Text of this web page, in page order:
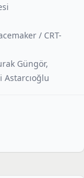
/ CRT-
Güngör,